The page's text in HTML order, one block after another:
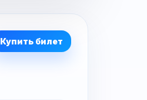
Купить билет